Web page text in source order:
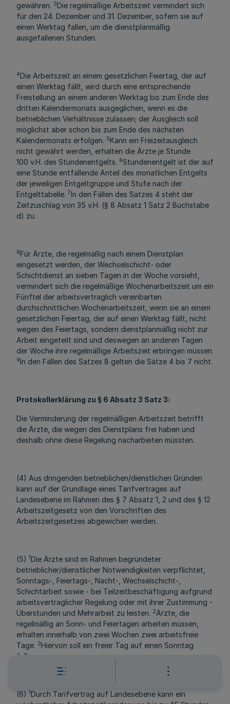
gewähren. 3Die regelmäßige Arbeitszeit vermindert sich
für den 24. Dezember und 31. Dezember, sofern sie auf
einen Werktag fallen, um die dienstplanmäßig
ausgefallenen Stunden.
4Die Arbeitszeit an einem gesetzlichen Feiertag, der auf
einen Werktag fällt, wird durch eine entsprechende
Freistellung an einem anderen Werktag bis zum Ende des
dritten Kalendermonats ausgeglichen, wenn es die
betrieblichen Verhältnisse zulassen; der Ausgleich soll
möglichst aber schon bis zum Ende des nächsten
Kalendermonats erfolgen. 5Kann ein Freizeitausgleich
nicht gewährt werden, erhalten die Ärzte je Stunde
100 v.H. des Stundenentgelts. 6Stundenentgelt ist der auf
eine Stunde entfallende Anteil des monatlichen Entgelts
der jeweiligen Entgeltgruppe und Stufe nach der
Entgelttabelle. 7In den Fällen des Satzes 4 steht der
Zeitzuschlag von 35 v.H. (§ 8 Absatz 1 Satz 2 Buchstabe
d) zu.
8Für Ärzte, die regelmäßig nach einem Dienstplan
eingesetzt werden, der Wechselschicht- oder
Schichtdienst an sieben Tagen in der Woche vorsieht,
vermindert sich die regelmäßige Wochenarbeitszeit um ein
Fünftel der arbeitsvertraglich vereinbarten
durchschnittlichen Wochenarbeitszeit, wenn sie an einem
gesetzlichen Feiertag, der auf einen Werktag fällt, nicht
wegen des Feiertags, sondern dienstplanmäßig nicht zur
Arbeit eingeteilt sind und deswegen an anderen Tagen
der Woche ihre regelmäßige Arbeitszeit erbringen müssen.
9In den Fällen des Satzes 8 gelten die Sätze 4 bis 7 nicht.
Protokollerklärung zu § 6 Absatz 3 Satz 3:
Die Verminderung der regelmäßigen Arbeitszeit betrifft
die Ärzte, die wegen des Dienstplans frei haben und
deshalb ohne diese Regelung nacharbeiten müssten.
(4) Aus dringenden betrieblichen/dienstlichen Gründen
kann auf der Grundlage eines Tarifvertrages auf
Landesebene im Rahmen des § 7 Absatz 1, 2 und des § 12
Arbeitszeitgesetz von den Vorschriften des
Arbeitszeitgesetzes abgewichen werden.
(5) 1Die Ärzte sind im Rahmen begründeter
betrieblicher/dienstlicher Notwendigkeiten verpflichtet,
Sonntags-, Feiertags-, Nacht-, Wechselschicht-,
Schichtarbeit sowie - bei Teilzeitbeschäftigung aufgrund
arbeitsvertraglicher Regelung oder mit ihrer Zustimmung -
Überstunden und Mehrarbeit zu leisten. 2Ärzte, die
regelmäßig an Sonn- und Feiertagen arbeiten müssen,
erhalten innerhalb von zwei Wochen zwei arbeitsfreie
Tage. 3Hiervon soll ein freier Tag auf einen Sonntag
fallen.
(6) 1Durch Tarifvertrag auf Landesebene kann ein